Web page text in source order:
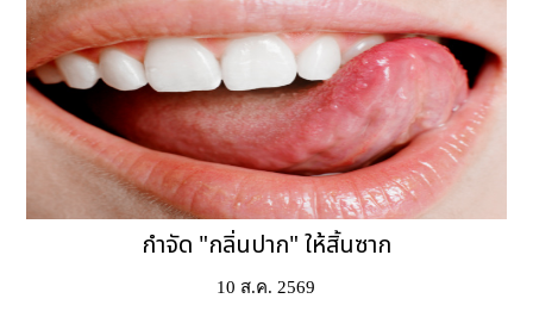
กำจัด "กลิ่นปาก" ให้สิ้นซาก
10 ส.ค. 2569